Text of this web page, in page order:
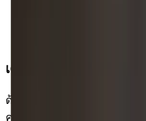
เครื่องมือการปฏิบัติ
ด้วยเมตรอนอมที่ติดตั้งภายใน
ความเร็ว และเนื้อเพลง การฝึ